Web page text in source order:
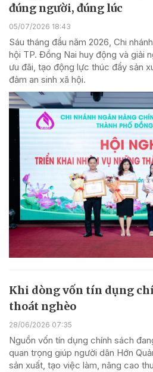
đúng người, đúng lúc
05/07/2026 18:43
Sáu tháng đầu năm 2026, Chi
hội TP. Đồng Nai huy động và giải
ưu đãi, tạo động lực thúc đẩy sản
đảm an sinh xã hội.
Khi dòng vốn tín dụng
thoát nghèo
28/06/2026 07:35
Nguồn vốn tín dụng chính sách
quan trọng giúp người dân Hớn
sản xuất, tạo việc làm, nâng cao